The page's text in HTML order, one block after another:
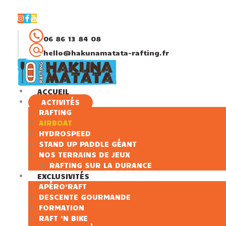
06 86 13 84 08
hello@hakunamatata-rafting.fr
ACCUEIL
ACTIVITÉS
RAFTING
AIRBOAT
HYDROSPEED
STAND UP PADDLE GÉANT
NOS TERRAINS DE JEUX
RAFTING SUR LA DURANCE
EXCLUSIVITÉS
APÉRO’RAFT
DESCENTE GOURMANDE
FORMATION
RAFT ‘N BIKE